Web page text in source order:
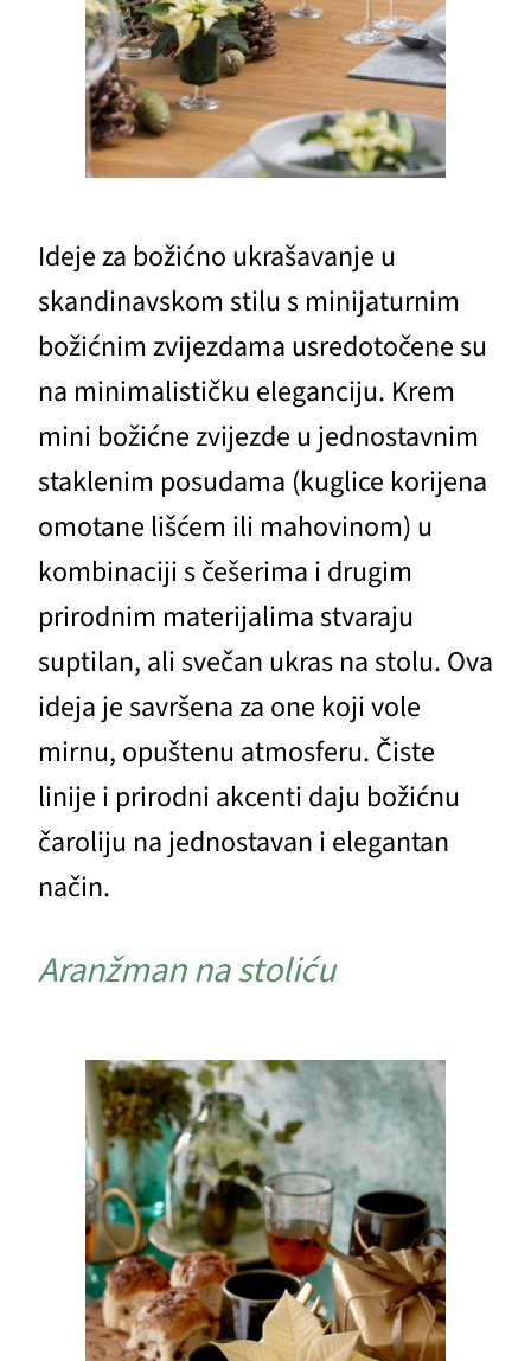
Ideje za božićno ukrašavanje u
skandinavskom stilu s minijaturnim
božićnim zvijezdama usredotočene su
na minimalističku eleganciju. Krem
mini božićne zvijezde u jednostavnim
staklenim posudama (kuglice korijena
omotane lišćem ili mahovinom) u
kombinaciji s češerima i drugim
prirodnim materijalima stvaraju
suptilan, ali svečan ukras na stolu. Ova
ideja je savršena za one koji vole
mirnu, opuštenu atmosferu. Čiste
linije i prirodni akcenti daju božićnu
čaroliju na jednostavan i elegantan
način.
Aranžman na stoliću